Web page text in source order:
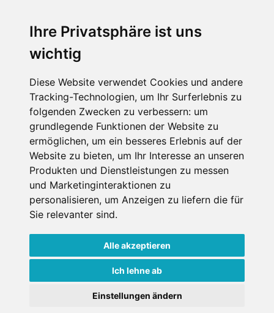
Ihre Privatsphäre ist uns
wichtig
Diese Website verwendet Cookies und andere
Tracking-Technologien, um Ihr Surferlebnis zu
folgenden Zwecken zu verbessern: um
grundlegende Funktionen der Website zu
ermöglichen, um ein besseres Erlebnis auf der
Website zu bieten, um Ihr Interesse an unseren
Produkten und Dienstleistungen zu messen
und Marketinginteraktionen zu
personalisieren, um Anzeigen zu liefern die für
Sie relevanter sind.
Alle akzeptieren
Ich lehne ab
Einstellungen ändern
SCHNEEHÖHEN SKI APP
Die Schneehoehen Ski APP für iOS und Android - Ein
Muss für alle Wintersportler und Schneefreaks!
Impressum
Datenschutz
Nutzungsbedingungen
Portale
FAQ Newsletter Mediadaten
Copyright ©2026 Schneemenschen GmbH